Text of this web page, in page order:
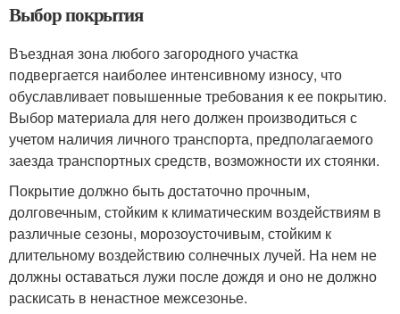
Выбор покрытия
Въездная зона любого загородного участка
подвергается наиболее интенсивному износу, что
обуславливает повышенные требования к ее покрытию.
Выбор материала для него должен производиться с
учетом наличия личного транспорта, предполагаемого
заезда транспортных средств, возможности их стоянки.
Покрытие должно быть достаточно прочным,
долговечным, стойким к климатическим воздействиям в
различные сезоны, морозоусточивым, стойким к
длительному воздействию солнечных лучей. На нем не
должны оставаться лужи после дождя и оно не должно
раскисать в ненастное межсезонье.